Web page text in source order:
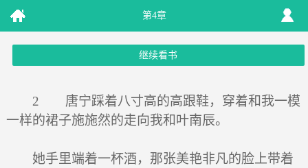
第4章
继续看书
2 唐宁踩着八寸高的高跟鞋，穿着和我一模
一样的裙子施施然的走向我和叶南辰。
她手里端着一杯酒，那张美艳非凡的脸上带着